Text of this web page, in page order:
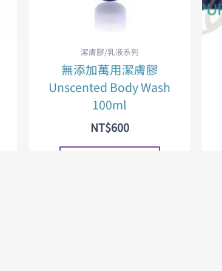
潔膚膠/乳液系列
無添加萬用潔膚膠
Unscented Body Wash
100ml
NT$600